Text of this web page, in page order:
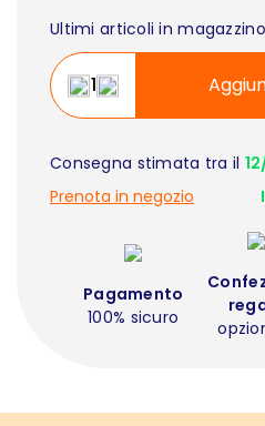
Ultimi articoli in magazzino
Consegna stimata tra il
Prenota in negozio
Pagamento
100% sicuro